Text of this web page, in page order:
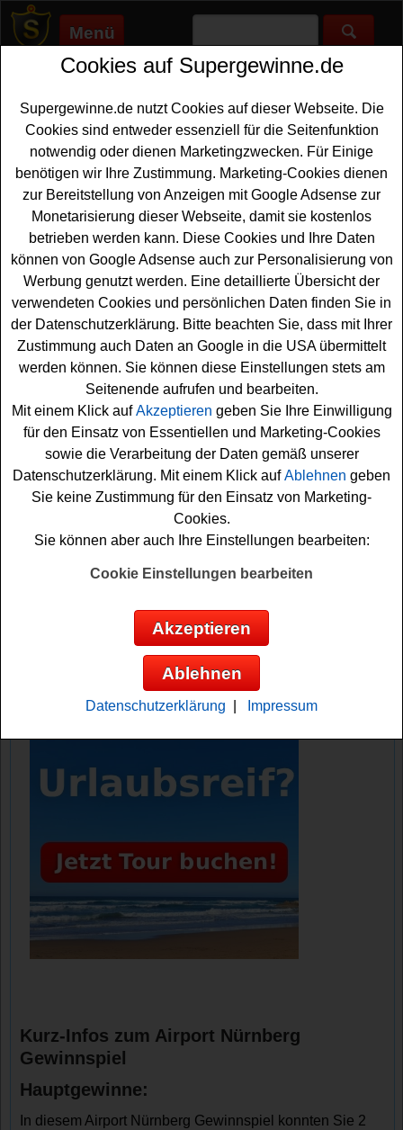
Menü
Supergewinne.de>Gewinnspiele>Reise Gewinnspiele>Airport
Anzeige:
Anzeige:
Airport Nürnberg Gewinnspiel -
Flug gewinnen
Wer gern einen tollenFlug gewinnen möchte, sollte bei
diesem kostenlosen Airport Nürnberg Gewinnspiel
mitmachen. Verlost werden zwei Flug Tickets für einen
Hin- und Rückflug nach Bodrum mit AJet ab Nürnberg.
Mit etwas Glück können Sie diesen Flug gewinnen.
Weiterhin wartet ein zehnmal ein cooles Flugzeug
Modell auf glückliche Gewinner.
Falls Sie an dem Airport Nürnberg Gewinnspiel gratis
teilnehmen möchten, müssen Sie nur kurz das kleine
Formular ausfüllen und können sich damit Ihre
Gewinnchance sichern. Vielleicht haben Sie ja Glück
und können schon bald in einen schönen
Auf jeden Fall sind die Daumen schon einmal fest
Airport Nürnberg verlost 2 Flug Tickets
nach Bodrum, 10x ein Flugzeug Modell
Anzeige:
Kurz-Infos zum Airport Nürnberg
Gewinnspiel
Hauptgewinne:
In diesem Airport Nürnberg Gewinnspiel konnten Sie 2
Cookies auf Supergewinne.de
Supergewinne.de nutzt Cookies auf dieser Webseite. Die
Cookies sind entweder essenziell für die Seitenfunktion
notwendig oder dienen Marketingzwecken. Für Einige
benötigen wir Ihre Zustimmung. Marketing-Cookies dienen
zur Bereitstellung von Anzeigen mit Google Adsense zur
Monetarisierung dieser Webseite, damit sie kostenlos
betrieben werden kann. Diese Cookies und Ihre Daten
können von Google Adsense auch zur Personalisierung von
Werbung genutzt werden. Eine detaillierte Übersicht der
verwendeten Cookies und persönlichen Daten finden Sie in
der Datenschutzerklärung. Bitte beachten Sie, dass mit Ihrer
Zustimmung auch Daten an Google in die USA übermittelt
werden können. Sie können diese Einstellungen stets am
Seitenende aufrufen und bearbeiten.
Mit einem Klick aufAkzeptieren geben Sie Ihre Einwilligung
für den Einsatz von Essentiellen und Marketing-Cookies
sowie die Verarbeitung der Daten gemäß unserer
Datenschutzerklärung. Mit einem Klick aufAblehnen geben
Sie keine Zustimmung für den Einsatz von Marketing-
Cookies.
Sie können aber auch Ihre Einstellungen bearbeiten:
Cookie Einstellungen bearbeiten
Akzeptieren
Ablehnen
Datenschutzerklärung Impressum